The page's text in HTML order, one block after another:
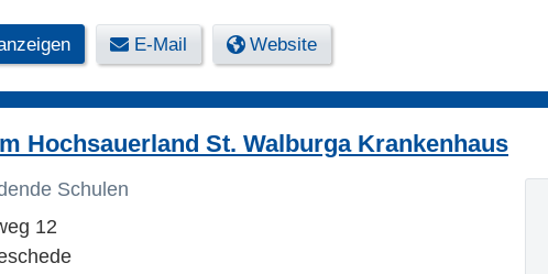
E-Mail Website
Hochsauerland St. Walburga Krankenhaus
Schulen
12